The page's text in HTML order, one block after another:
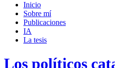
campo
búsqueda
Inicio
Sobre mí­
Publicaciones
IA
La tesis
Los políticos